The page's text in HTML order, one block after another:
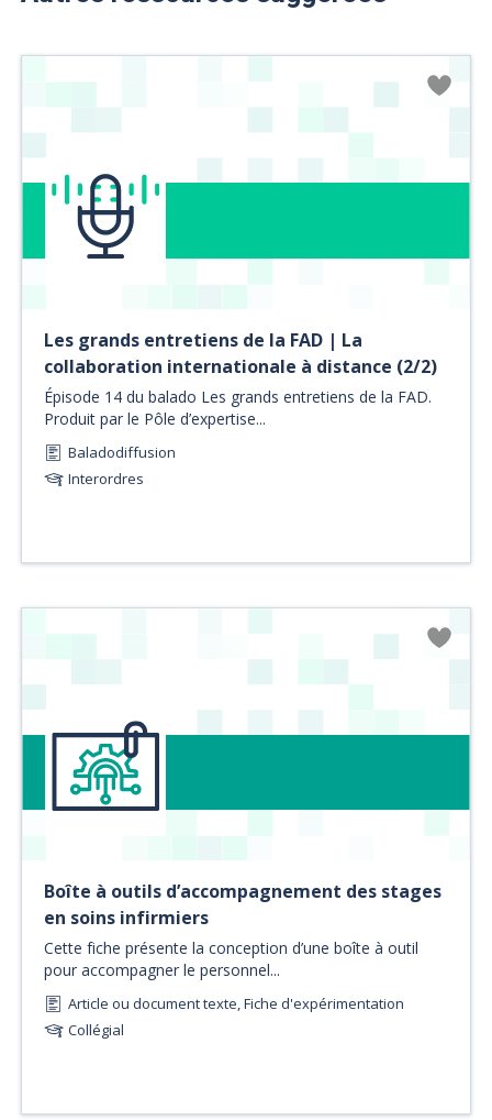
Les grands entretiens de la FAD | La
collaboration internationale à distance (2/2)
Épisode 14 du balado Les grands entretiens de la FAD.
Produit par le Pôle d’expertise...
Baladodiffusion
Interordres
Boîte à outils d’accompagnement des stages
en soins infirmiers
Cette fiche présente la conception d’une boîte à outil
pour accompagner le personnel...
Article ou document texte, Fiche d'expérimentation
Collégial